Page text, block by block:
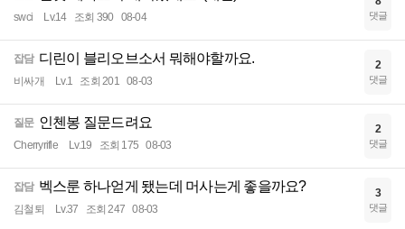
swci Lv.14 조회 390 08-04 댓글
잡담 디린이 블리오브소서 뭐해야할까요.
비싸개 Lv.1 조회 201 08-03
2
댓글
질문 인첸봉 질문드려요
Cherryrifle Lv.19 조회 175 08-03
2
댓글
잡담 벡스룬 하나얻게 됐는데 머사는게 좋을까요?
김철퇴 Lv.37 조회 247 08-03
3
댓글